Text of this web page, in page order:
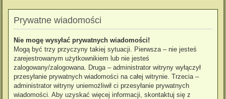
Prywatne wiadomości
Nie mogę wysyłać prywatnych wiadomości!
Mogą być trzy przyczyny takiej sytuacji. Pierwsza – nie jesteś
zarejestrowanym użytkownikiem lub nie jesteś
zalogowany/zalogowana. Druga – administrator witryny wyłączył
przesyłanie prywatnych wiadomości na całej witrynie. Trzecia –
administrator witryny uniemożliwił ci przesyłanie prywatnych
wiadomości. Aby uzyskać więcej informacji, skontaktuj się z